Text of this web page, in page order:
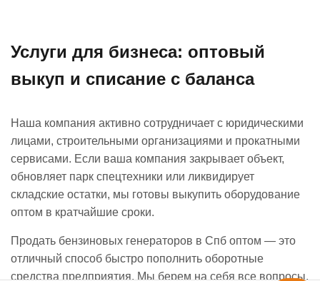
Услуги для бизнеса: оптовый
выкуп и списание с баланса
Наша компания активно сотрудничает с юридическими
лицами, строительными организациями и прокатными
сервисами. Если ваша компания закрывает объект,
обновляет парк спецтехники или ликвидирует
складские остатки, мы готовы выкупить оборудование
оптом в кратчайшие сроки.
Продать бензиновых генераторов в Спб оптом — это
отличный способ быстро пополнить оборотные
средства предприятия. Мы берем на себя все вопросы,